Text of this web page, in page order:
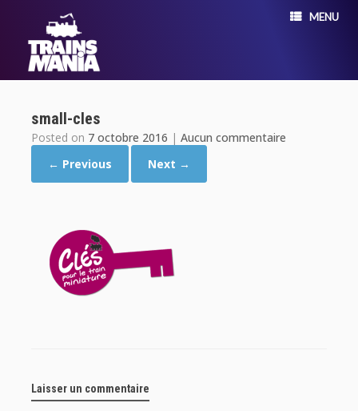
MENU
small-cles
Posted on 7 octobre 2016 | Aucun commentaire
← Previous
Next →
Laisser un commentaire